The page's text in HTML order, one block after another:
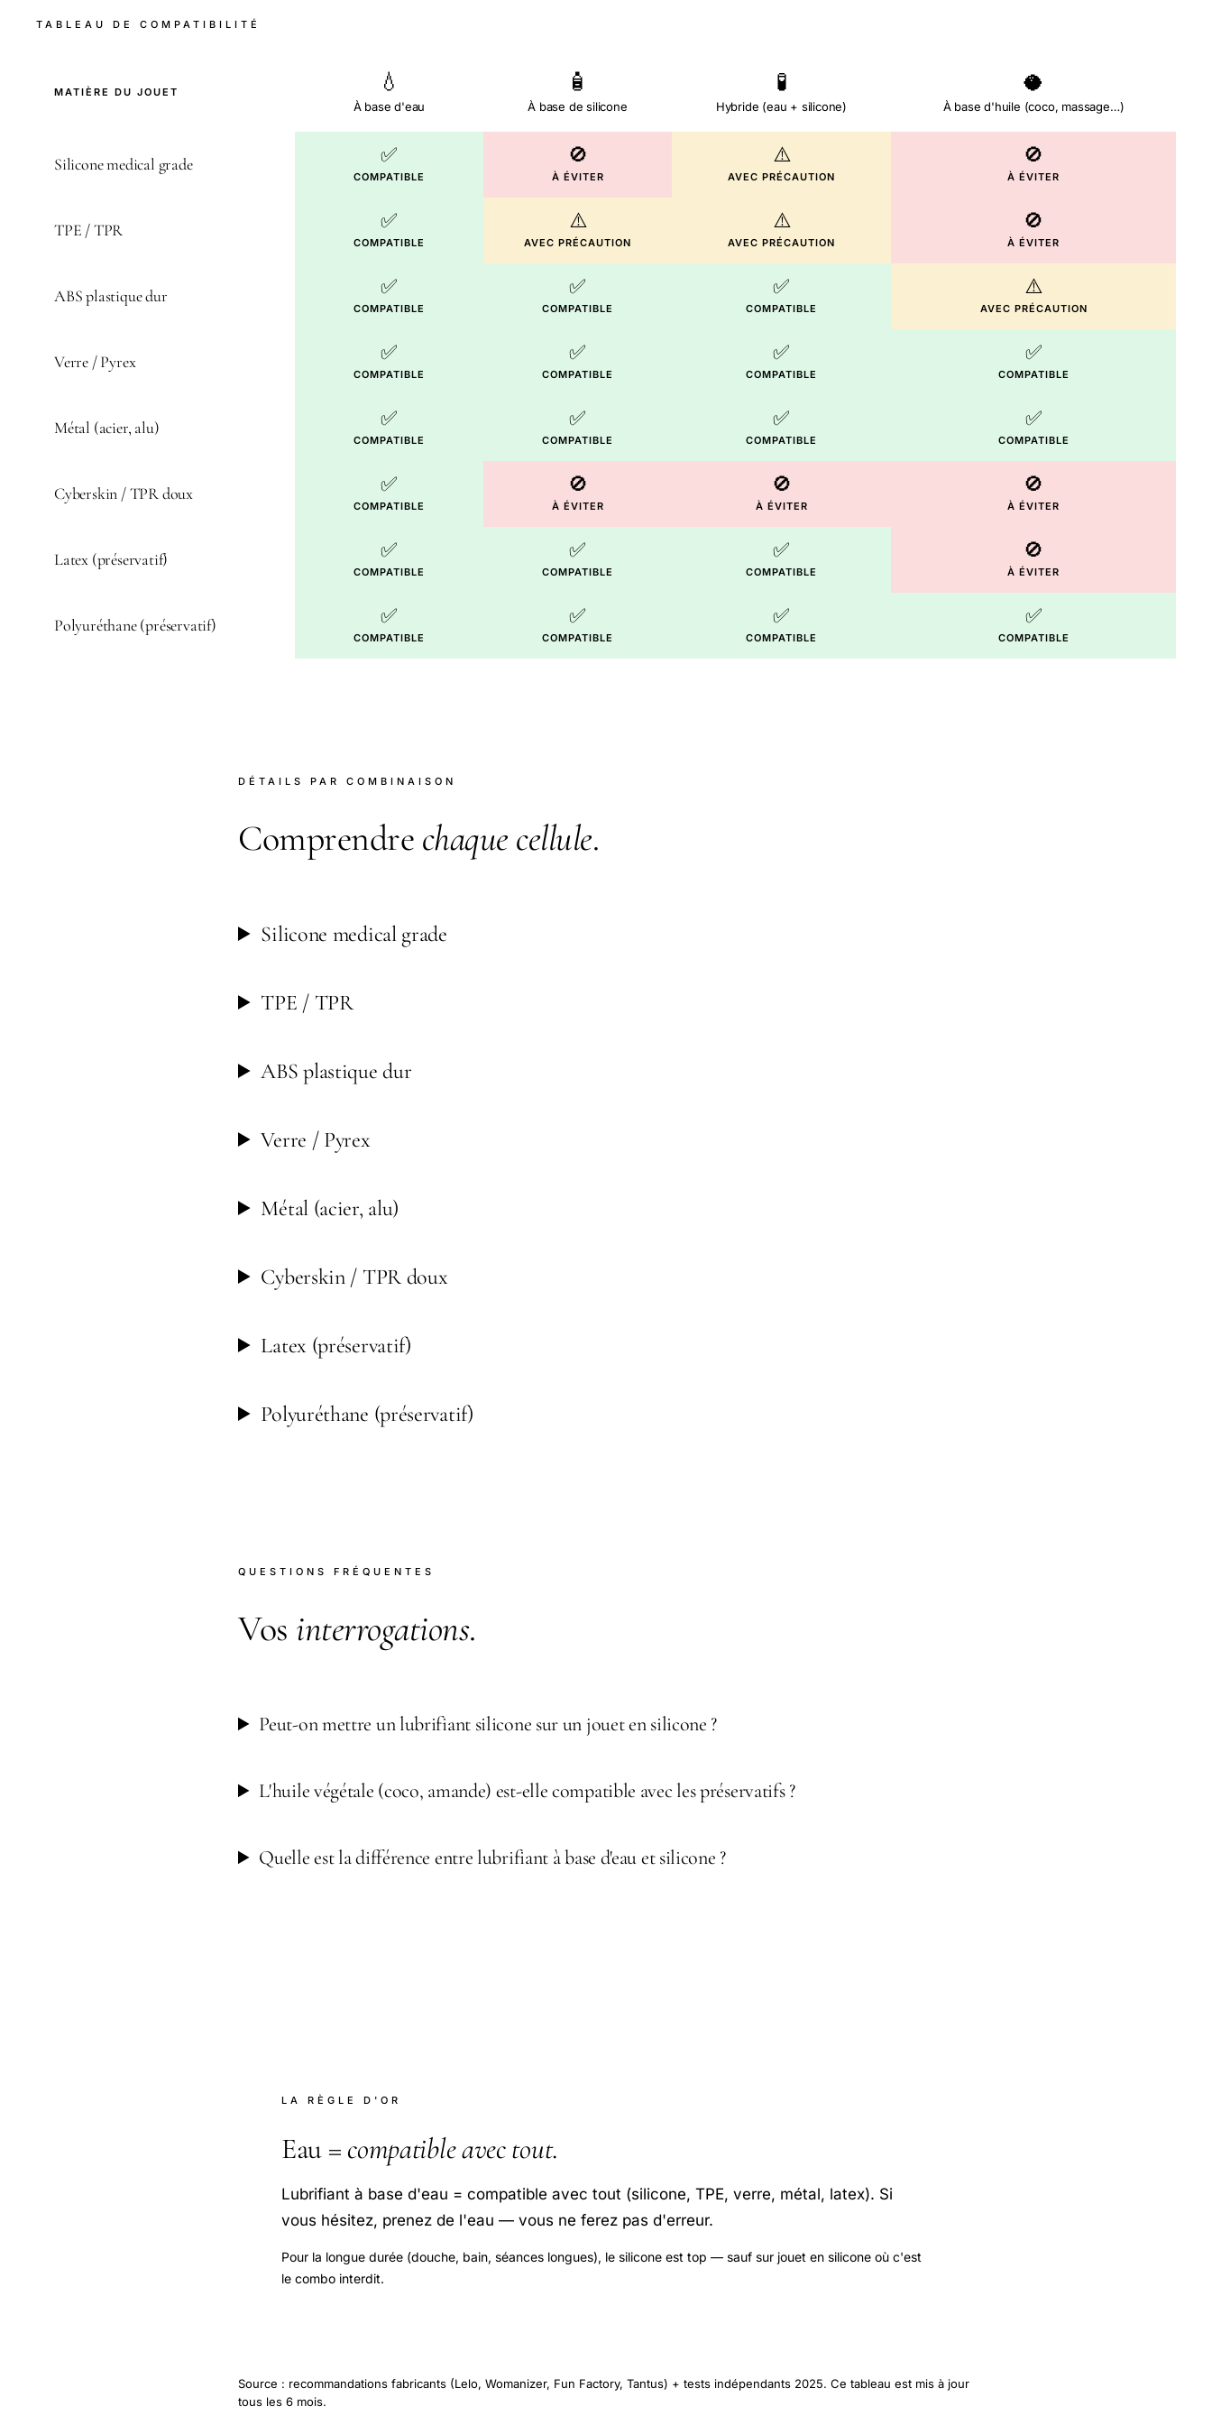
TABLEAU DE COMPATIBILITÉ
MATIÈRE DU JOUET 💧
À base d'eau
🧴
À base de silicone
🧪
Hybride (eau + silicone)
🥥
À base d'huile (coco, massage…)
Silicone medical grade ✅
COMPATIBLE
🚫
À ÉVITER
⚠️
AVEC PRÉCAUTION
🚫
À ÉVITER
TPE / TPR ✅
COMPATIBLE
⚠️
AVEC PRÉCAUTION
⚠️
AVEC PRÉCAUTION
🚫
À ÉVITER
ABS plastique dur ✅
COMPATIBLE
✅
COMPATIBLE
✅
COMPATIBLE
⚠️
AVEC PRÉCAUTION
Verre / Pyrex ✅
COMPATIBLE
✅
COMPATIBLE
✅
COMPATIBLE
✅
COMPATIBLE
Métal (acier, alu) ✅
COMPATIBLE
✅
COMPATIBLE
✅
COMPATIBLE
✅
COMPATIBLE
Cyberskin / TPR doux ✅
COMPATIBLE
🚫
À ÉVITER
🚫
À ÉVITER
🚫
À ÉVITER
Latex (préservatif) ✅
COMPATIBLE
✅
COMPATIBLE
✅
COMPATIBLE
🚫
À ÉVITER
Polyuréthane (préservatif) ✅
COMPATIBLE
✅
COMPATIBLE
✅
COMPATIBLE
✅
COMPATIBLE
DÉTAILS PAR COMBINAISON
Comprendre chaque cellule.
Silicone medical grade
TPE / TPR
ABS plastique dur
Verre / Pyrex
Métal (acier, alu)
Cyberskin / TPR doux
Latex (préservatif)
Polyuréthane (préservatif)
QUESTIONS FRÉQUENTES
Vos interrogations.
Peut-on mettre un lubrifiant silicone sur un jouet en silicone ?
L'huile végétale (coco, amande) est-elle compatible avec les préservatifs ?
Quelle est la différence entre lubrifiant à base d'eau et silicone ?
LA RÈGLE D'OR
Eau = compatible avec tout.
Lubrifiant à base d'eau = compatible avec tout (silicone, TPE, verre, métal, latex). Si
vous hésitez, prenez de l'eau — vous ne ferez pas d'erreur.
Pour la longue durée (douche, bain, séances longues), le silicone est top — sauf sur jouet en silicone où c'est
le combo interdit.
Source : recommandations fabricants (Lelo, Womanizer, Fun Factory, Tantus) + tests indépendants 2025. Ce tableau est mis à jour
tous les 6 mois.